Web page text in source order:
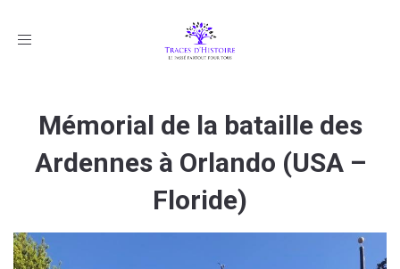
Toggle
Mémorial de la bataille des
Ardennes à Orlando (USA –
Floride)